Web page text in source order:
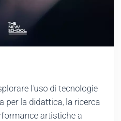
l'uso di tecnologie
per la didattica, la ricerca
artistiche a